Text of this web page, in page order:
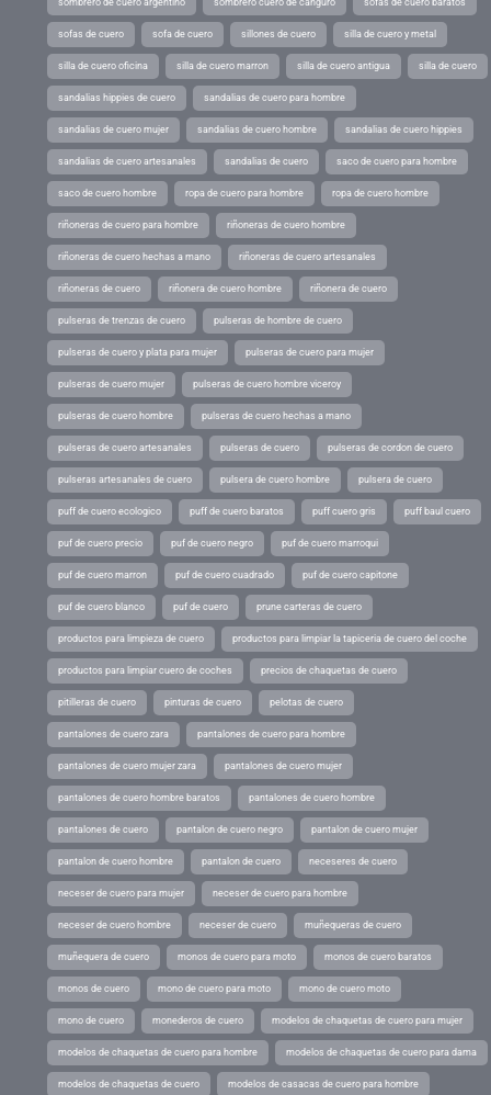
sofas de cuero sofa de cuero sillones de cuero silla de cuero y metal
silla de cuero oficina silla de cuero marron silla de cuero antigua silla de cuero
sandalias hippies de cuero sandalias de cuero para hombre
sandalias de cuero mujer sandalias de cuero hombre sandalias de cuero hippies
sandalias de cuero artesanales sandalias de cuero saco de cuero para hombre
saco de cuero hombre ropa de cuero para hombre ropa de cuero hombre
riñoneras de cuero para hombre riñoneras de cuero hombre
riñoneras de cuero hechas a mano riñoneras de cuero artesanales
riñoneras de cuero riñonera de cuero hombre riñonera de cuero
pulseras de trenzas de cuero pulseras de hombre de cuero
pulseras de cuero y plata para mujer pulseras de cuero para mujer
pulseras de cuero mujer pulseras de cuero hombre viceroy
pulseras de cuero hombre pulseras de cuero hechas a mano
pulseras de cuero artesanales pulseras de cuero pulseras de cordon de cuero
pulseras artesanales de cuero pulsera de cuero hombre pulsera de cuero
puff de cuero ecologico puff de cuero baratos puff cuero gris puff baul cuero
puf de cuero precio puf de cuero negro puf de cuero marroqui
puf de cuero marron puf de cuero cuadrado puf de cuero capitone
puf de cuero blanco puf de cuero prune carteras de cuero
productos para limpieza de cuero productos para limpiar la tapiceria de cuero del coche
productos para limpiar cuero de coches precios de chaquetas de cuero
pitilleras de cuero pinturas de cuero pelotas de cuero
pantalones de cuero zara pantalones de cuero para hombre
pantalones de cuero mujer zara pantalones de cuero mujer
pantalones de cuero hombre baratos pantalones de cuero hombre
pantalones de cuero pantalon de cuero negro pantalon de cuero mujer
pantalon de cuero hombre pantalon de cuero neceseres de cuero
neceser de cuero para mujer neceser de cuero para hombre
neceser de cuero hombre neceser de cuero muñequeras de cuero
muñequera de cuero monos de cuero para moto monos de cuero baratos
monos de cuero mono de cuero para moto mono de cuero moto
mono de cuero monederos de cuero modelos de chaquetas de cuero para mujer
modelos de chaquetas de cuero para hombre modelos de chaquetas de cuero para dama
modelos de chaquetas de cuero modelos de casacas de cuero para hombre